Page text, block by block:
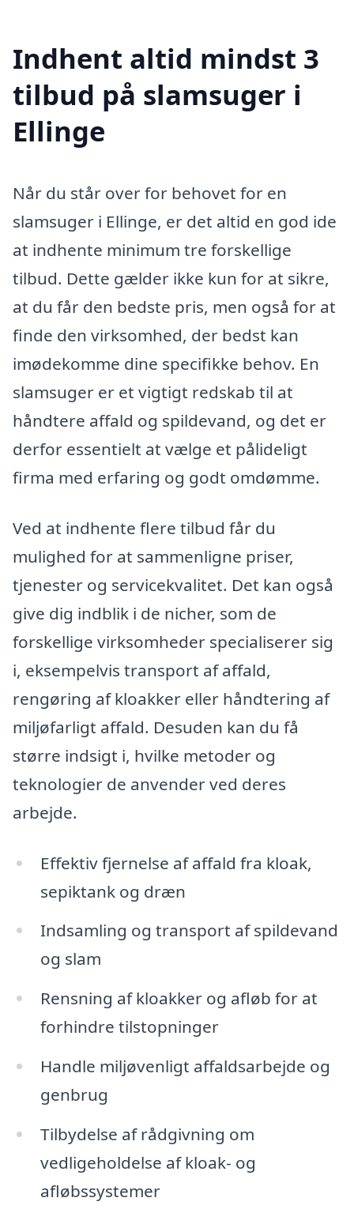
Indhent altid mindst 3
tilbud på slamsuger i
Ellinge
Når du står over for behovet for en
slamsuger i Ellinge, er det altid en god ide
at indhente minimum tre forskellige
tilbud. Dette gælder ikke kun for at sikre,
at du får den bedste pris, men også for at
finde den virksomhed, der bedst kan
imødekomme dine specifikke behov. En
slamsuger er et vigtigt redskab til at
håndtere affald og spildevand, og det er
derfor essentielt at vælge et pålideligt
firma med erfaring og godt omdømme.
Ved at indhente flere tilbud får du
mulighed for at sammenligne priser,
tjenester og servicekvalitet. Det kan også
give dig indblik i de nicher, som de
forskellige virksomheder specialiserer sig
i, eksempelvis transport af affald,
rengøring af kloakker eller håndtering af
miljøfarligt affald. Desuden kan du få
større indsigt i, hvilke metoder og
teknologier de anvender ved deres
arbejde.
Effektiv fjernelse af affald fra kloak,
sepiktank og dræn
Indsamling og transport af spildevand
og slam
Rensning af kloakker og afløb for at
forhindre tilstopninger
Handle miljøvenligt affaldsarbejde og
genbrug
Tilbydelse af rådgivning om
vedligeholdelse af kloak- og
afløbssystemer